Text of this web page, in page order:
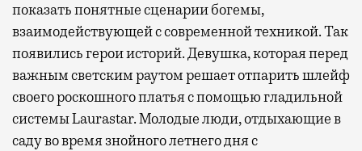
показать понятные сценарии богемы,
взаимодействующей с современной техникой. Так
появились герои историй. Девушка, которая перед
важным светским раутом решает отпарить шлейф
своего роскошного платья с помощью гладильной
системы Laurastar. Молодые люди, отдыхающие в
саду во время знойного летнего дня с